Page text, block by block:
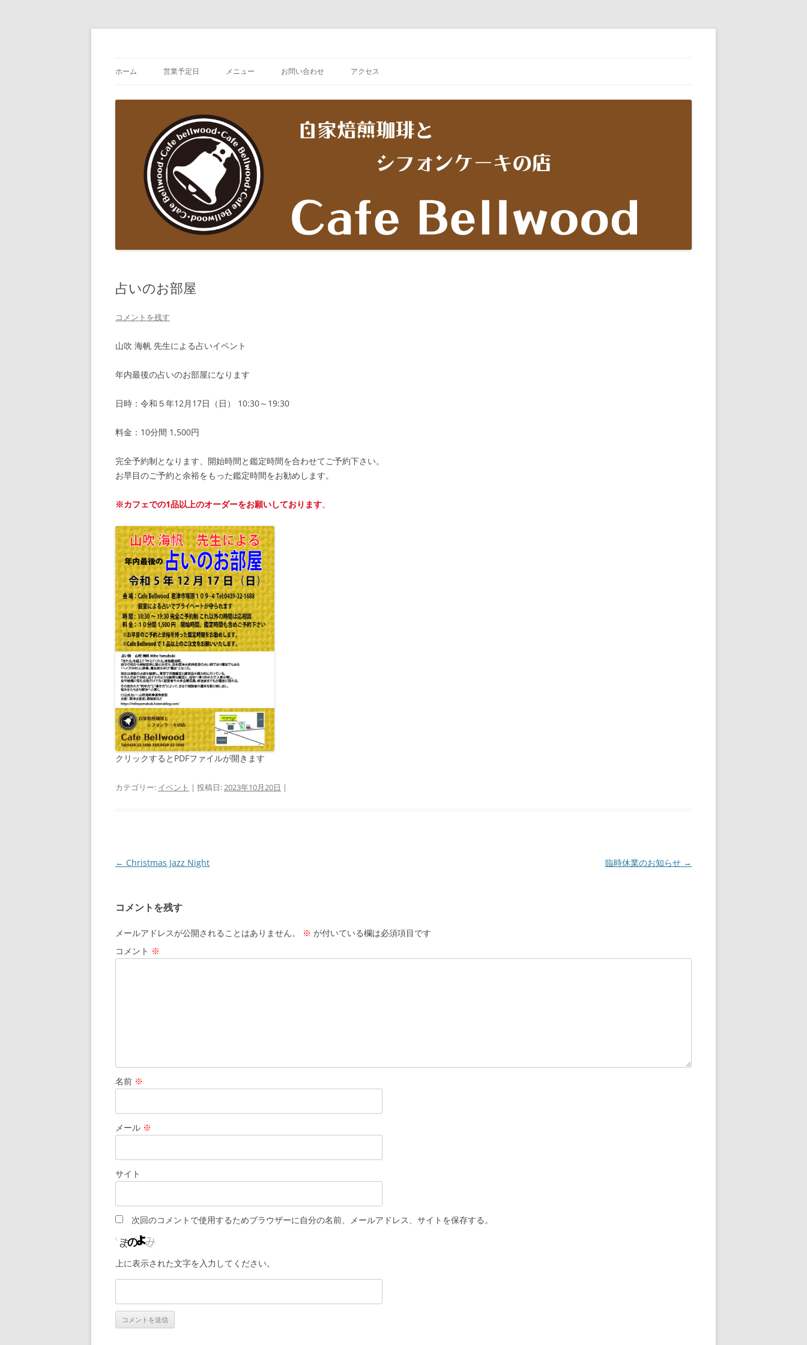
コ
ツ
へ
ッ
ホーム 営業予定日 メニュー
ドリンク・スイーツメニュー
スイーツ 写真
ストレートコーヒー
アルコールメニュー
テイクアウトメニュー
お問い合わせ アクセス
占いのお部屋
コメントを残す
山吹 海帆 先生による占いイベント
年内最後の占いのお部屋になります
日時：令和５年12月17日（日） 10:30～19:30
料金：10分間 1,500円
完全予約制となります、開始時間と鑑定時間を合わせてご予約下さい。
お早目のご予約と余裕をもった鑑定時間をお勧めします。
※カフェでの1品以上のオーダーをお願いしております。
クリックするとPDFファイルが開きます
カテゴリー: イベント | 投稿日: 2023年10月20日 |
投
ビ
ゲ
ー
シ
← Christmas Jazz Night 臨時休業のお知らせ →
コメントを残す
メールアドレスが公開されることはありません。 ※ が付いている欄は必須項目です
コメント ※
名前 ※
メール ※
サイト
次回のコメントで使用するためブラウザーに自分の名前、メールアドレス、サイトを保存する。
上に表示された文字を入力してください。